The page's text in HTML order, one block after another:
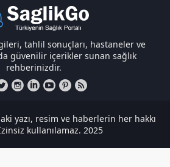
tahlil sonuçları, hastaneler ve
güvenilir içerikler sunan sağlık
rehberinizdir.
yazı, resim ve haberlerin her hakkı
kullanılamaz. 2025